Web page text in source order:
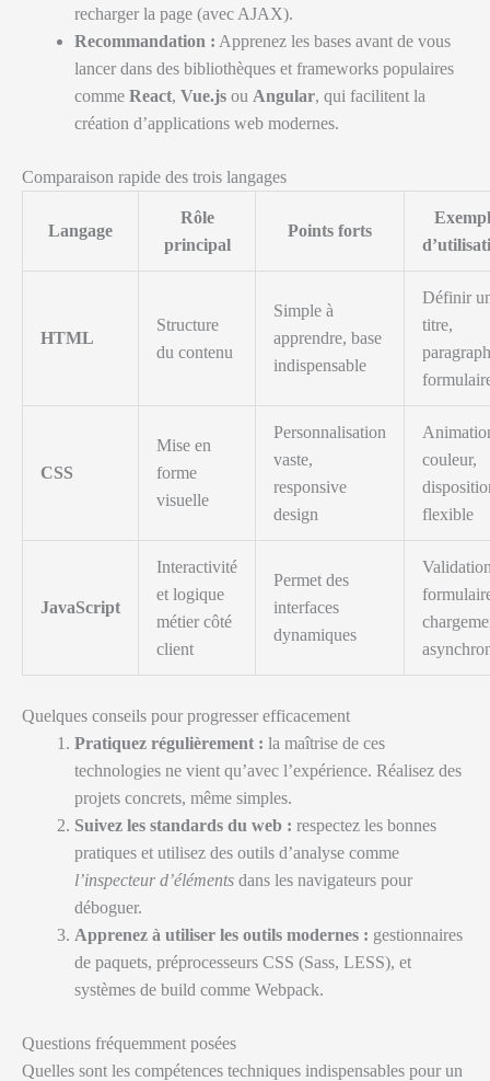
recharger la page (avec AJAX).
Recommandation : Apprenez les bases avant de vous
lancer dans des bibliothèques et frameworks populaires
comme React, Vue.js ou Angular, qui facilitent la
création d’applications web modernes.
Comparaison rapide des trois langages
Langage
Rôle
principal
Points forts
HTML
Structure
du contenu
Simple à
apprendre, base
indispensable
Définir
titre,
CSS
Mise en
forme
visuelle
Personnalisation
vaste,
responsive
design
couleur,
flexible
JavaScript
Interactivité
et logique
métier côté
client
Permet des
interfaces
dynamiques
Quelques conseils pour progresser efficacement
Pratiquez régulièrement : la maîtrise de ces
technologies ne vient qu’avec l’expérience. Réalisez des
projets concrets, même simples.
Suivez les standards du web : respectez les bonnes
pratiques et utilisez des outils d’analyse comme
l’inspecteur d’éléments dans les navigateurs pour
déboguer.
Apprenez à utiliser les outils modernes : gestionnaires
de paquets, préprocesseurs CSS (Sass, LESS), et
systèmes de build comme Webpack.
Questions fréquemment posées
Quelles sont les compétences techniques indispensables pour un